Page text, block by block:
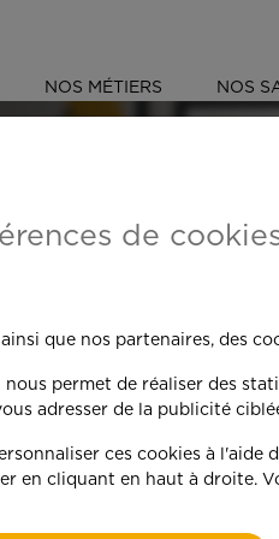
NOS MÉTIERS NOS
on y
de
que nos partenaires, des
permet de réaliser des
adresser de la publicité
ces cookies à
en cliquant en haut à droite.